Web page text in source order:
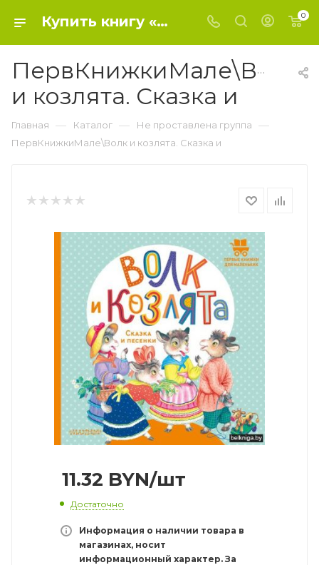
Купить книгу «ПервКнижкиМале\Волк и козлята. Сказка и» 2023, Толстой А.Н. - Не проставлена группа 0
ПервКнижкиМале\Волк
и козлята. Сказка и
Главная — Каталог — Не проставлена группа —
ПервКнижкиМале\Волк и козлята. Сказка и
11.32 BYN/шт
Достаточно
Информация о наличии товара в
магазинах, носит
информационный характер. За